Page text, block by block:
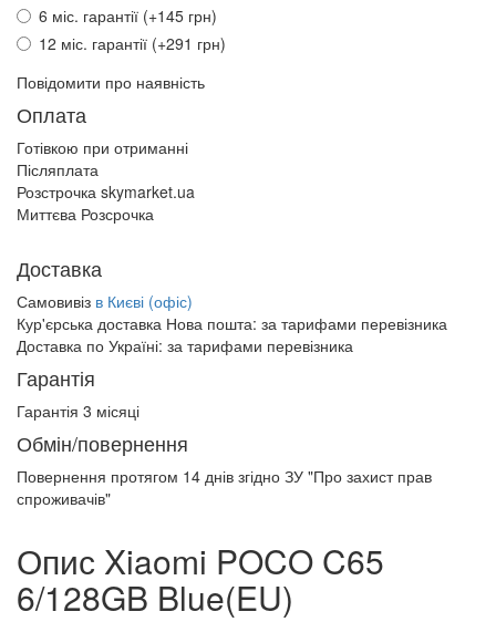
6 міс. гарантії (+145 грн)
12 міс. гарантії (+291 грн)
Повідомити про наявність
Оплата
Готівкою при отриманні
Післяплата
Розстрочка skymarket.ua
Миттєва Розсрочка
Доставка
Самовивіз в Києві (офіс)
Кур'єрська доставка Нова пошта: за тарифами перевізника
Доставка по Україні: за тарифами перевізника
Гарантія
Гарантія 3 місяці
Обмін/повернення
Повернення протягом 14 днів згідно ЗУ "Про захист прав
спроживачів"
Опис Xiaomi POCO C65
6/128GB Blue(EU)